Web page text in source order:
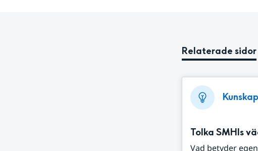
Relaterade sidor
Tolka SMHIs
Vad betyder